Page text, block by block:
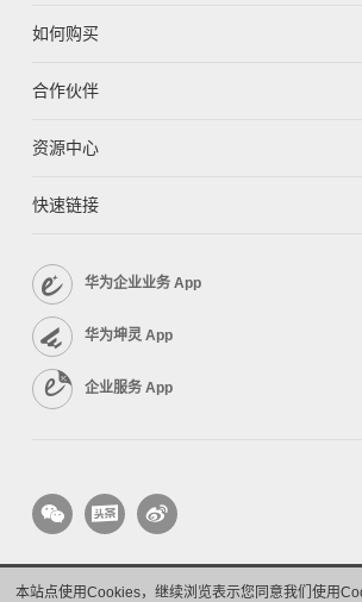
本站点使用Cookies，继续浏览表示您同意我们使用
如何购买
合作伙伴
资源中心
快速链接
华为企业业务 App
华为坤灵 App
企业服务 App
版权所有 © 华为技术有限公司 1998-2026。 保留一切权